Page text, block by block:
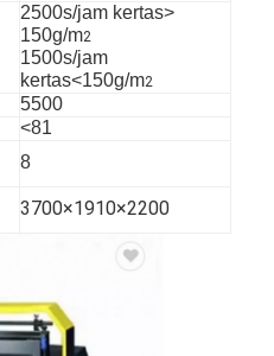
2500s/jam kertas>
150g/m2
1500s/jam
kertas<150g/m2
5500
<81
8
3700×1910×2200